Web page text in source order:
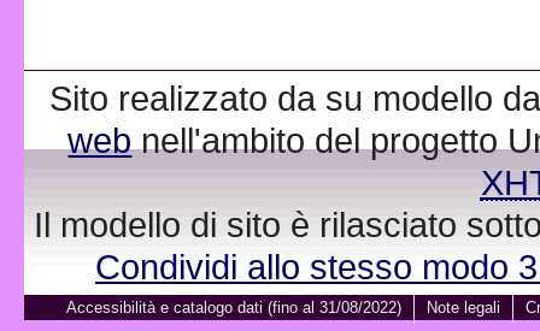
Sito realizzato da su modello
webnell'ambito del progetto
Il modello di sito è rilasciato
Condividi allo stesso modo
Accessibilità e catalogo dati (fino al 31/08/2022) Note legali